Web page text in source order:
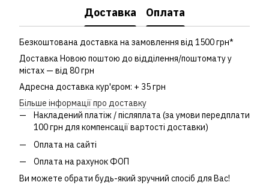
Доставка Оплата
Безкоштована доставка на замовлення від 1500 грн*
Доставка Новою поштою до відділення/поштомату у
містах — від 80 грн
Адресна доставка кур'єром: + 35 грн
Більше інформації про доставку
Накладений платіж / післяплата (за умови передплати
100 грн для компенсації вартості доставки)
Оплата на сайті
Оплата на рахунок ФОП
Ви можете обрати будь-який зручний спосіб для Вас!